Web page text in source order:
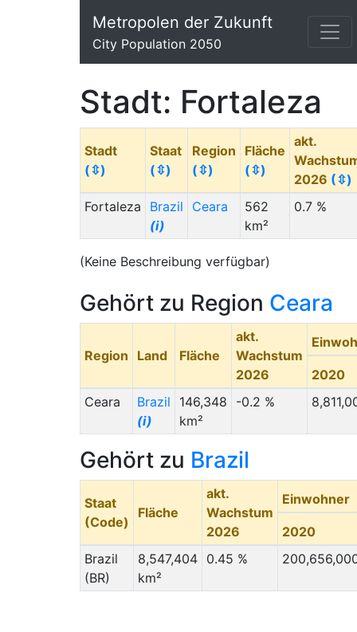
Metropolen der Zukunft
City Population 2050
Stadt: Fortaleza
Stadt
(⇳)
Staat
(⇳)
Region
(⇳)
Fläche
(⇳)
akt.
2026 (⇳)
Fortaleza
Brazil
(i)
Ceara
562
km²
0.7 %
(Keine Beschreibung verfügbar)
Gehört zu Region Ceara
Region Land Fläche
akt.
Wachstum
2026
2020
Ceara
Brazil
(i)
146,348
km²
-0.2 %
Gehört zu Brazil
Staat
(Code)
Fläche
akt.
Wachstum
2026
Einwohner
2020
Brazil
(BR)
8,547,404
km²
0.45 %